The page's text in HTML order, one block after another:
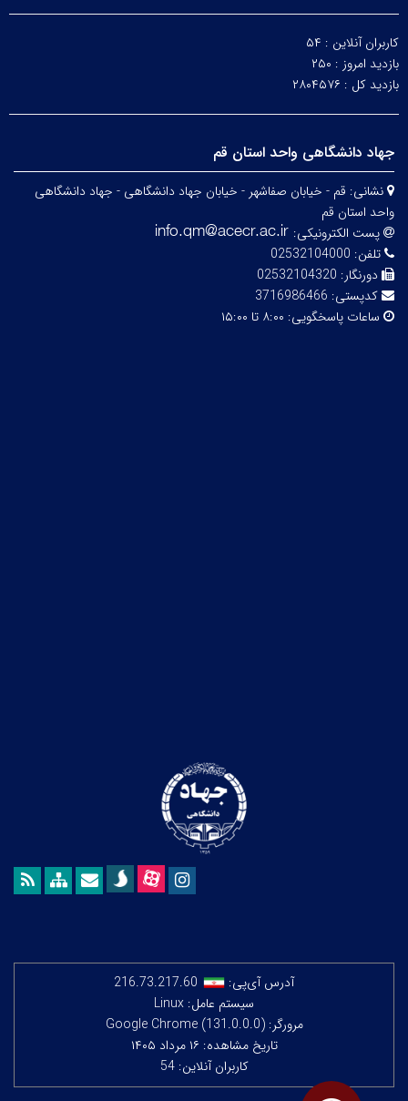
کاربران آنلاین : ۵۴
بازدید امروز : ۲۵۰
بازدید کل : ۲۸۰۴۵۷۶
جهاد دانشگاهی واحد استان قم
نشانی: قم - خیابان صفاشهر - خیابان جهاد دانشگاهی - جهاد دانشگاهی
واحد استان قم
پست الکترونیکی:
تلفن: 02532104000
دورنگار: 02532104320
کدپستی: 3716986466
ساعات پاسخگویی: ۸:۰۰ تا ۱۵:۰۰
آدرس آی‌پی:
216.73.217.60
سیستم عامل: Linux
مرورگر: Google Chrome (131.0.0.0)
تاریخ مشاهده: ۱۶ مرداد ۱۴۰۵
کاربران آنلاین: 54